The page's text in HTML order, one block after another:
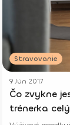
Stravovanie
9 Jún 2017
Čo zvykne
trénerka